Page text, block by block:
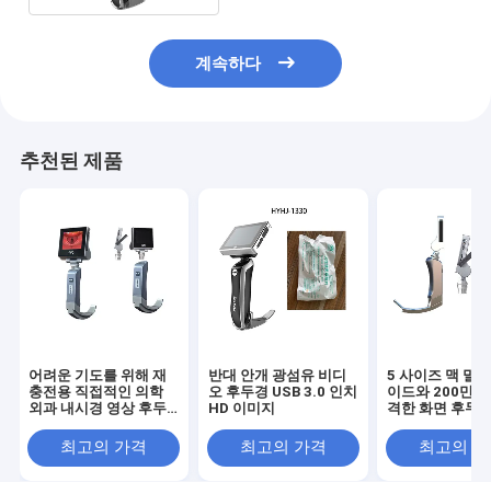
계속하다
추천된 제품
어려운 기도를 위해 재
충전용 직접적인 의학
외과 내시경 영상 후두
최고의 가격
반대 안개 광섬유 비디
오 후두경 USB 3.0 인치
HD 이미지
최고의 가격
5 사이즈 맥 밀
이드와 200만
격한 화면 후두
최고의